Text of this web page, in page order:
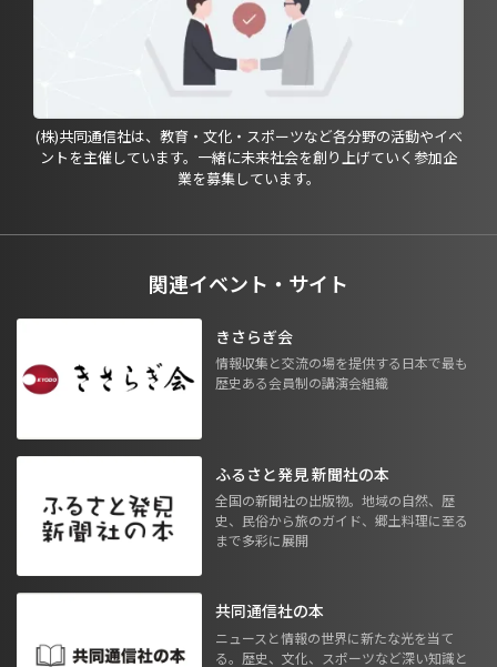
(株)共同通信社は、教育・文化・スポーツなど各分野の活動やイベ
ントを主催しています。一緒に未来社会を創り上げていく参加企
業を募集しています。
関連イベント・サイト
きさらぎ会
情報収集と交流の場を提供する日本で最も
歴史ある会員制の講演会組織
ふるさと発見 新聞社の本
全国の新聞社の出版物。地域の自然、歴
史、民俗から旅のガイド、郷土料理に至る
まで多彩に展開
共同通信社の本
ニュースと情報の世界に新たな光を当て
る。歴史、文化、スポーツなど深い知識と